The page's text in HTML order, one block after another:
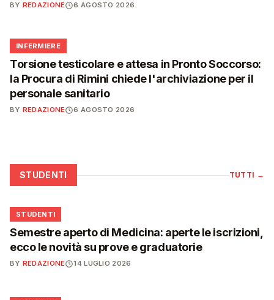
BY REDAZIONE 6 AGOSTO 2026
🩺
INFERMIERE
Torsione testicolare e attesa in Pronto Soccorso:
la Procura di Rimini chiede l'archiviazione per il
personale sanitario
BY REDAZIONE 6 AGOSTO 2026
STUDENTI TUTTI →
🎓
STUDENTI
Semestre aperto di Medicina: aperte le iscrizioni,
ecco le novità su prove e graduatorie
BY REDAZIONE 14 LUGLIO 2026